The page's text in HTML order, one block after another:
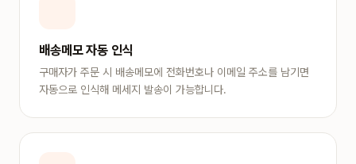
배송메모 자동 인식
구매자가 주문 시 배송메모에 전화번호나 이메일 주소를 남기면
자동으로 인식해 메세지 발송이 가능합니다.